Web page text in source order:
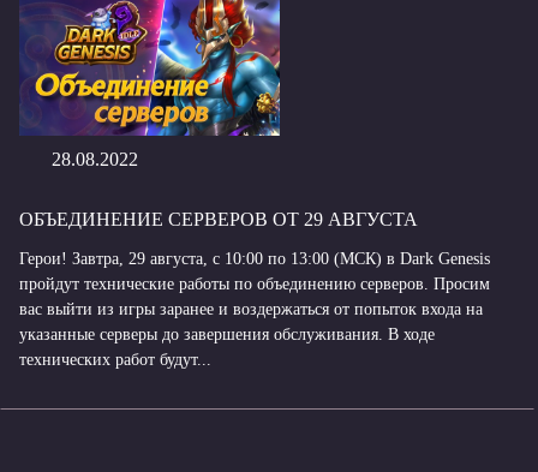
28.08.2022
ОБЪЕДИНЕНИЕ СЕРВЕРОВ ОТ 29 АВГУСТА
Герои! Завтра, 29 августа, с 10:00 по 13:00 (МСК) в Dark Genesis
пройдут технические работы по объединению серверов. Просим
вас выйти из игры заранее и воздержаться от попыток входа на
указанные серверы до завершения обслуживания. В ходе
технических работ будут...